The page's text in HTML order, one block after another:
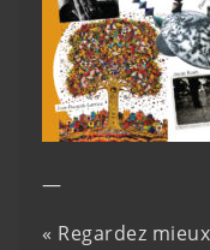
—
« Regardez